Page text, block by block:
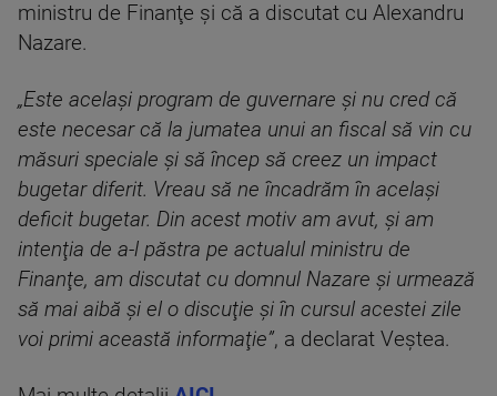
ministru de Finanţe şi că a discutat cu Alexandru
Nazare.
„Este acelaşi program de guvernare şi nu cred că
este necesar că la jumatea unui an fiscal să vin cu
măsuri speciale şi să încep să creez un impact
bugetar diferit. Vreau să ne încadrăm în acelaşi
deficit bugetar. Din acest motiv am avut, şi am
intenţia de a-l păstra pe actualul ministru de
Finanţe, am discutat cu domnul Nazare şi urmează
să mai aibă şi el o discuţie şi în cursul acestei zile
voi primi această informaţie”, a declarat Veştea.